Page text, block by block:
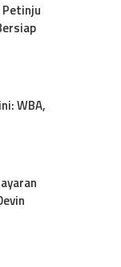
Petinju
WBA,